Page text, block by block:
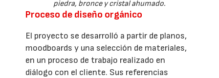
piedra, bronce y cristal ahumado.
Proceso de diseño orgánico
El proyecto se desarrolló a partir de planos,
moodboards y una selección de materiales,
en un proceso de trabajo realizado en
diálogo con el cliente. Sus referencias